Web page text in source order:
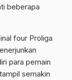
beberapa
four Proliga
para pemain
semakin